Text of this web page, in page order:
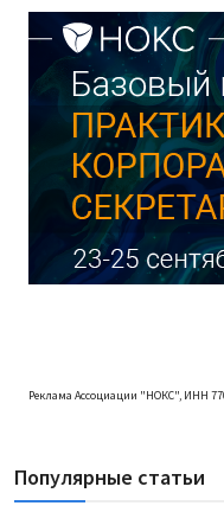
Подписка
Реклама Ассоциации "НОКС", ИНН
Популярные статьи